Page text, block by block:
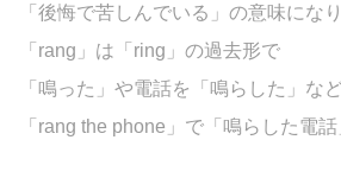
「後悔で苦しんでいる」の意味になり
「 rang」は「ring」の過去形で
「鳴った」や電話を「鳴らした」な
「 rang the phone」で「鳴らした電話